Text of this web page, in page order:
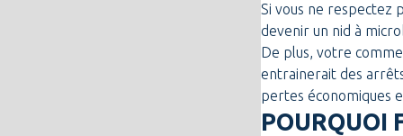
Si vous ne respectez
devenir un nid à
De plus, votre
entrainerait des
pertes économiques
POURQUOI